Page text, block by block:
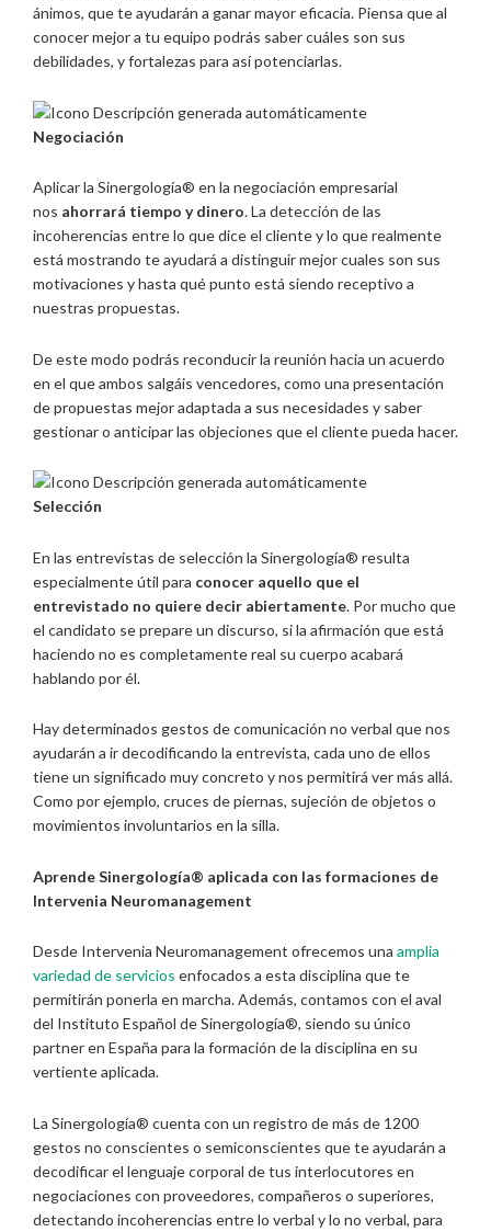
ánimos, que te ayudarán a ganar mayor eficacia. Piensa que al
conocer mejor a tu equipo podrás saber cuáles son sus
debilidades, y fortalezas para así potenciarlas.
Negociación
Aplicar la Sinergología® en la negociación empresarial
nos ahorrará tiempo y dinero. La detección de las
incoherencias entre lo que dice el cliente y lo que realmente
está mostrando te ayudará a distinguir mejor cuales son sus
motivaciones y hasta qué punto está siendo receptivo a
nuestras propuestas.
De este modo podrás reconducir la reunión hacia un acuerdo
en el que ambos salgáis vencedores, como una presentación
de propuestas mejor adaptada a sus necesidades y saber
gestionar o anticipar las objeciones que el cliente pueda hacer.
Selección
En las entrevistas de selección la Sinergología® resulta
especialmente útil para conocer aquello que el
entrevistado no quiere decir abiertamente. Por mucho que
el candidato se prepare un discurso, si la afirmación que está
haciendo no es completamente real su cuerpo acabará
hablando por él.
Hay determinados gestos de comunicación no verbal que nos
ayudarán a ir decodificando la entrevista, cada uno de ellos
tiene un significado muy concreto y nos permitirá ver más allá.
Como por ejemplo, cruces de piernas, sujeción de objetos o
movimientos involuntarios en la silla.
Aprende Sinergología® aplicada con las formaciones de
Intervenia Neuromanagement
Desde Intervenia Neuromanagement ofrecemos una amplia
variedad de servicios enfocados a esta disciplina que te
permitirán ponerla en marcha. Además, contamos con el aval
del Instituto Español de Sinergología®, siendo su único
partner en España para la formación de la disciplina en su
vertiente aplicada.
La Sinergología® cuenta con un registro de más de 1200
gestos no conscientes o semiconscientes que te ayudarán a
decodificar el lenguaje corporal de tus interlocutores en
negociaciones con proveedores, compañeros o superiores,
detectando incoherencias entre lo verbal y lo no verbal, para